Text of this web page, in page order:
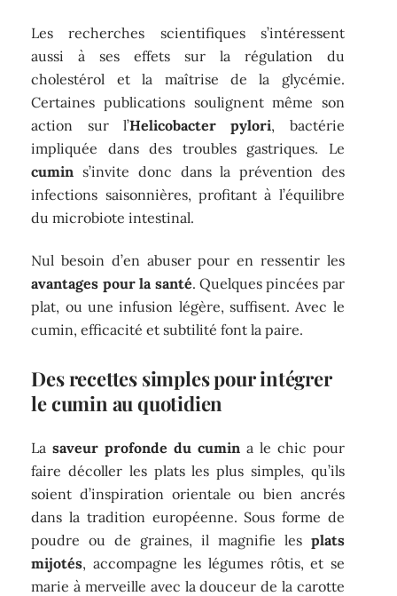
Les recherches scientifiques s’intéressent
aussi à ses effets sur la régulation du
cholestérol et la maîtrise de la glycémie.
Certaines publications soulignent même son
action sur l’Helicobacter pylori, bactérie
impliquée dans des troubles gastriques. Le
cumin s’invite donc dans la prévention des
infections saisonnières, profitant à l’équilibre
du microbiote intestinal.
Nul besoin d’en abuser pour en ressentir les
avantages pour la santé. Quelques pincées par
plat, ou une infusion légère, suffisent. Avec le
cumin, efficacité et subtilité font la paire.
Des recettes simples pour intégrer
le cumin au quotidien
Lasaveur profonde du cumin a le chic pour
faire décoller les plats les plus simples, qu’ils
soient d’inspiration orientale ou bien ancrés
dans la tradition européenne. Sous forme de
poudre ou de graines, il magnifie les plats
mijotés, accompagne les légumes rôtis, et se
marie à merveille avec la douceur de la carotte